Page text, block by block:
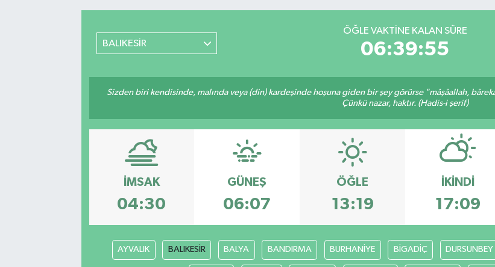
BALIKESİR
ÖĞLE VAKTINE KALAN SÜRE
06:39:54
Sizden biri kendisinde, malında veya (din) kardeşinde hoşuna giden bir şey görürse "mâşâallah,
Çünkü nazar, haktır. (Hadis-i şerif)
İMSAK
04:30
GÜNEŞ
06:07
ÖĞLE
13:19
İKINDI
17:09
AYVALIK BALIKESİR BALYA BANDIRMA BURHANİYE BİGADİÇ DURSUNBEY